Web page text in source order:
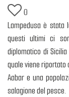
0
Lampedusa è stata
questi ultimi ci
diplomatico di
quale viene riportato
Aabar e una
salagione del pesce.